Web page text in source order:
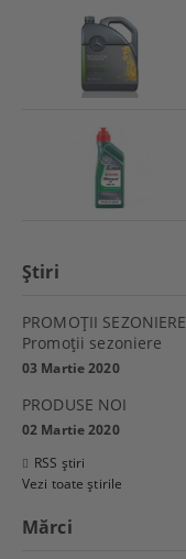
Ştiri
PROMOŢII SEZONIERE
Promoţii sezoniere
03 Martie 2020
PRODUSE NOI
02 Martie 2020
RSS știri
Vezi toate știrile
Mărci